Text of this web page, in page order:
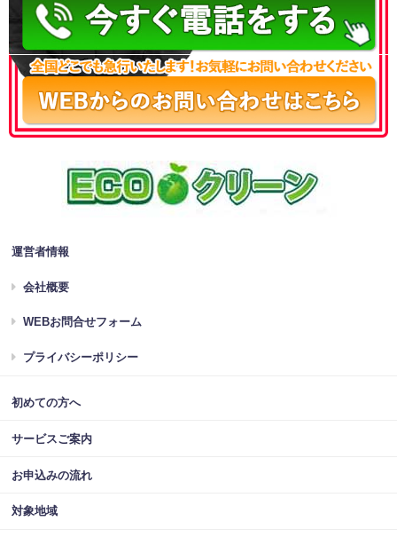
運営者情報
会社概要
WEBお問合せフォーム
プライバシーポリシー
初めての方へ
サービスご案内
お申込みの流れ
対象地域